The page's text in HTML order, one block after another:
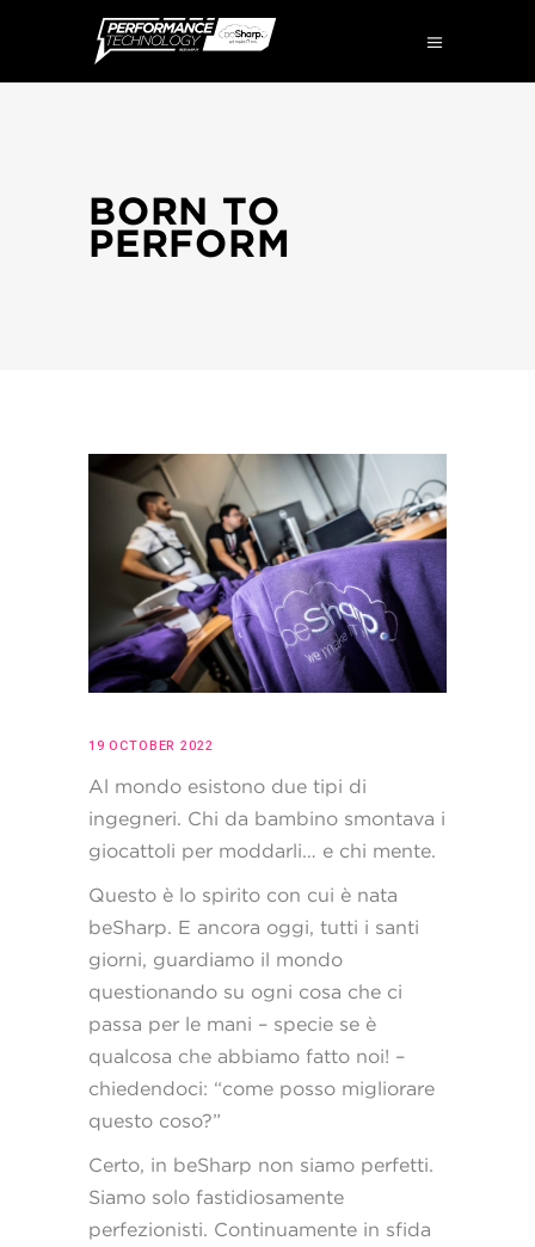
BORN TO
PERFORM
19 OCTOBER 2022
Al mondo esistono due tipi di
ingegneri. Chi da bambino smontava i
giocattoli per moddarli… e chi mente.
Questo è lo spirito con cui è nata
beSharp. E ancora oggi, tutti i santi
giorni, guardiamo il mondo
questionando su ogni cosa che ci
passa per le mani – specie se è
qualcosa che abbiamo fatto noi! –
chiedendoci: “come posso migliorare
questo coso?”
Certo, in beSharp non siamo perfetti.
Siamo solo fastidiosamente
perfezionisti. Continuamente in sfida